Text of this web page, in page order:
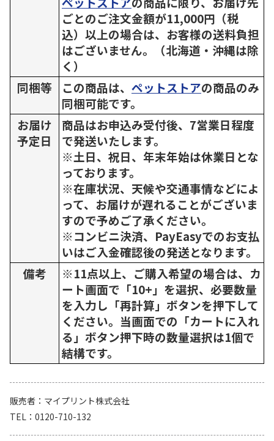
ごとのご注文金額が11,000円（税
込）以上の場合は、お客様の送料負担
はございません。（北海道・沖縄は除
く）
同梱等
この商品は、 ペットストアの商品のみ
同梱可能です。
お届け
予定日
商品はお申込み受付後、7営業日程度
で発送いたします。
※土日、祝日、年末年始は休業日とな
っております。
※在庫状況、天候や交通事情などによ
って、お届けが遅れることがございま
すので予めご了承ください。
※コンビニ決済、PayEasyでのお支払
いはご入金確認後の発送となります。
備考
※11点以上、ご購入希望の場合は、カ
ート画面で「10+」を選択、必要数量
を入力し「再計算」ボタンを押下して
ください。当画面での「カートに入れ
る」ボタン押下時の数量選択は1個で
結構です。
販売者
マイプリント株式会社
TEL
0120-710-132